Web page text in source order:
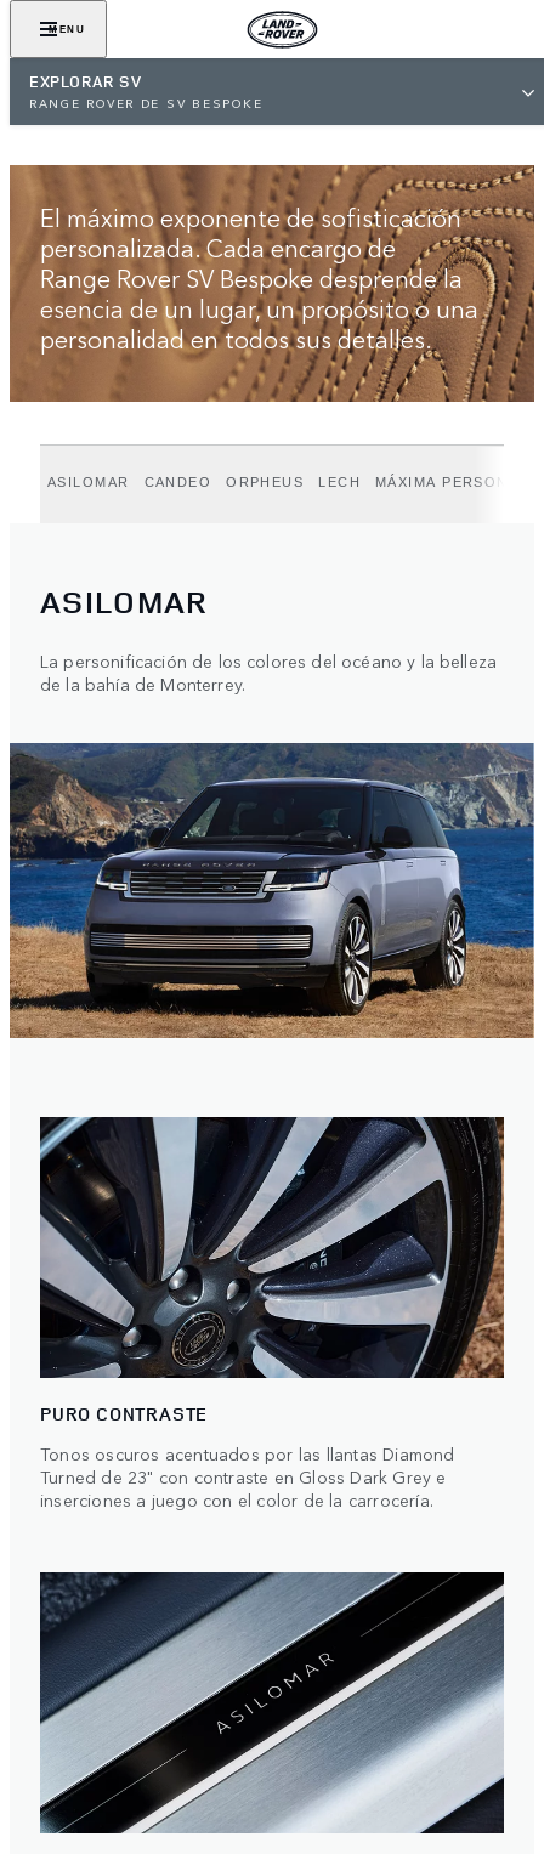
MENU
EXPLORAR SV
RANGE ROVER DE SV BESPOKE
El máximo exponente de sofisticación
personalizada. Cada encargo de
Range Rover SV Bespoke desprende la
esencia de un lugar, un propósito o una
personalidad en todos sus detalles.
ASILOMAR CANDEO ORPHEUS LECH MÁXIMA
ASILOMAR
La personificación de los colores del océano y la belleza
de la bahía de Monterrey.
PURO CONTRASTE
Tonos oscuros acentuados por las llantas Diamond
Turned de 23" con contraste en Gloss Dark Grey e
inserciones a juego con el color de la carrocería.